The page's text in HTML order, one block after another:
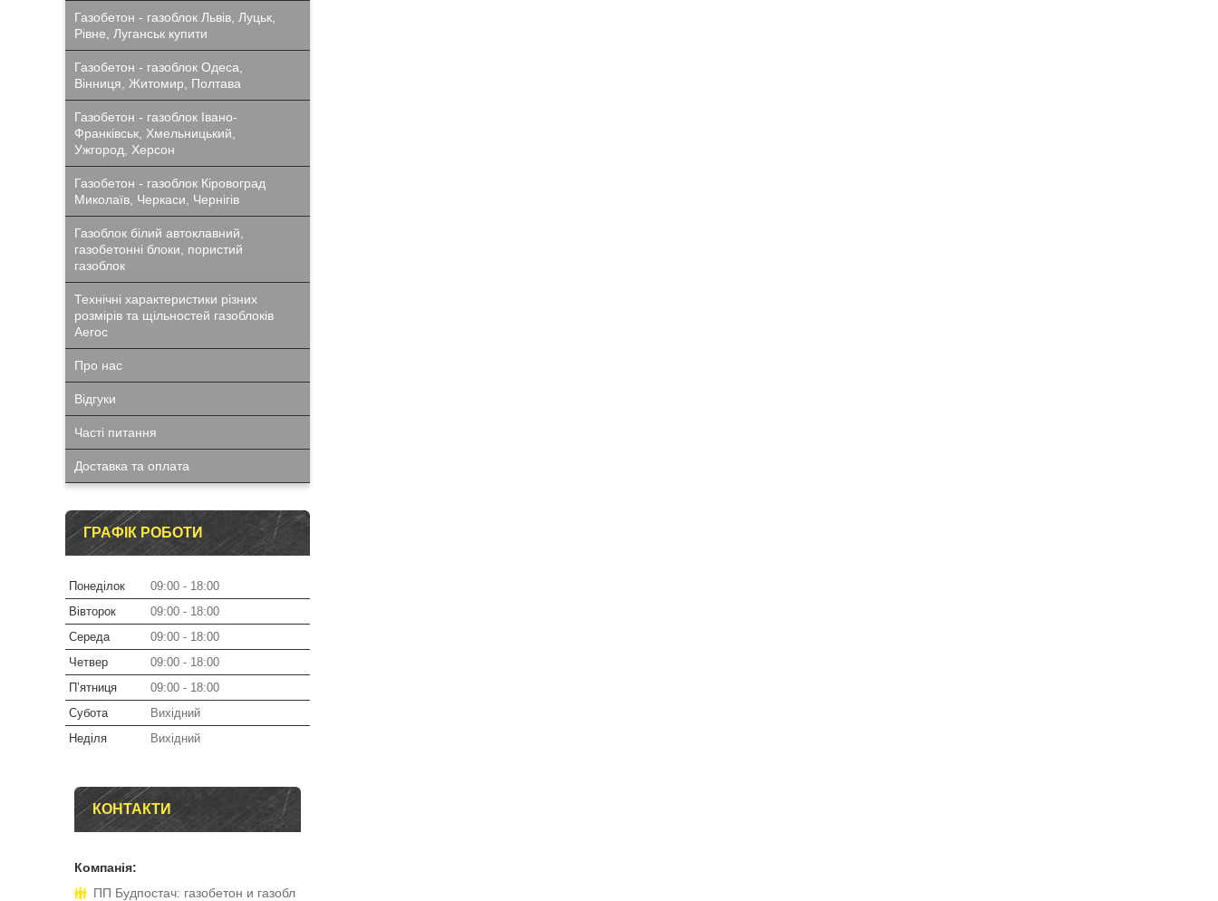
Газобетон - газоблок Львів, Луцьк,
Рівне, Луганськ купити
Газобетон - газоблок Одеса,
Вінниця, Житомир, Полтава
Газобетон - газоблок Івано-
Франківськ, Хмельницький,
Ужгород, Херсон
Газобетон - газоблок Кіровоград
Миколаїв, Черкаси, Чернігів
Газоблок білий автоклавний,
газобетонні блоки, пористий
газоблок
Технічні характеристики різних
розмірів та щільностей газоблоків
Aeroc
Про нас
Відгуки
Часті питання
Доставка та оплата
ГРАФІК РОБОТИ
Понеділок 09:00
18:00
Вівторок
09:00
18:00
Середа
09:00
18:00
Четвер
09:00
18:00
Пʼятниця
09:00
18:00
Субота
Вихідний
Неділя
Вихідний
КОНТАКТИ
ПП Будпостач: газобетон и газобл